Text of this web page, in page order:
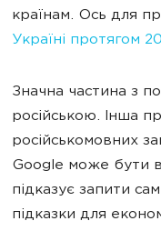
країнам. Ось для
Україні протягом
Значна частина з
російською. Інша
російськомовних
Google може бути
підказує запити
підказки для